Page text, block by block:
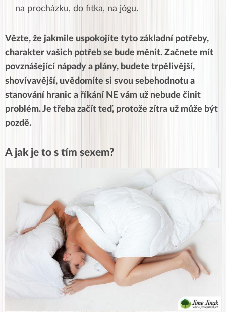
na procházku, do fitka, na jógu.
Vězte, že jakmile uspokojíte tyto základní potřeby,
charakter vašich potřeb se bude měnit. Začnete mít
povznášející nápady a plány, budete trpělivější,
shovívavější, uvědomíte si svou sebehodnotu a
stanování hranic a říkání NE vám už nebude činit
problém. Je třeba začít teď, protože zítra už může být
pozdě.
A jak je to s tím sexem?